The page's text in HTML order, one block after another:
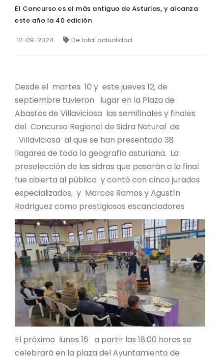
El Concurso es el más antiguo de Asturias, y alcanza
este año la 40 edición
12-09-2024 De total actualidad
Desde el martes 10 y este jueves 12, de
septiembre tuvieron lugar en la Plaza de
Abastos de Villaviciosa las semifinales y finales
del Concurso Regional de Sidra Natural de
Villaviciosa al que se han presentado 38
llagares de toda la geografía asturiana. La
preselección de las sidras que pasarán a la final
fue abierta al público y contó con cinco jurados
especializados, y Marcos Ramos y Agustín
Rodriguez como prestigiosos escanciadores
El próximo lunes 16 a partir las 18:00 horas se
celebrará en la plaza del Ayuntamiento de